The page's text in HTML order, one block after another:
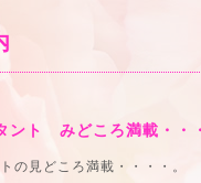
ント みどころ満載・・
の見どころ満載・・・・。